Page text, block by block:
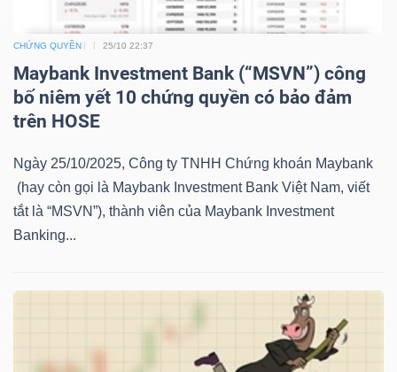
CHỨNG QUYỀN 25/10 22:37
Maybank Investment Bank (“MSVN”) công
bố niêm yết 10 chứng quyền có bảo đảm
trên HOSE
Ngày 25/10/2025, Công ty TNHH Chứng khoán Maybank
(hay còn gọi là Maybank Investment Bank Việt Nam, viết
tắt là “MSVN”), thành viên của Maybank Investment
Banking...
TIÊU
THIẾT
YẾU